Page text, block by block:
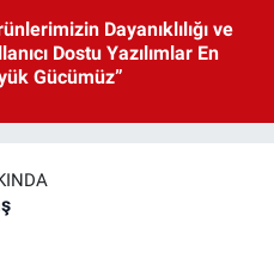
Dayanıklılığı ve
Dostu Yazılımlar En
Gücümüz”